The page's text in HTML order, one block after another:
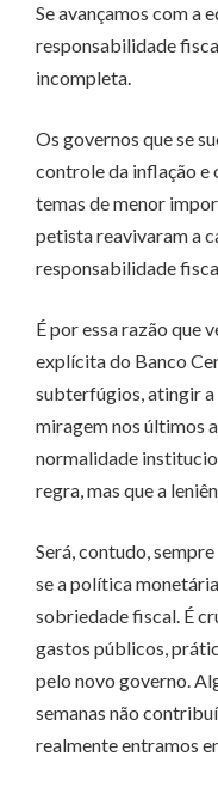
Se avançamos com a
responsabilidade
incompleta.
Os governos que se
controle da inflação e
temas de menor
petista reavivaram a
responsabilidade
É por essa razão que
explícita do Banco
subterfúgios, atingir
miragem nos últimos
normalidade
regra, mas que a
Será, contudo,
se a política
sobriedade fiscal. É
gastos públicos,
pelo novo governo.
semanas não
realmente entramos